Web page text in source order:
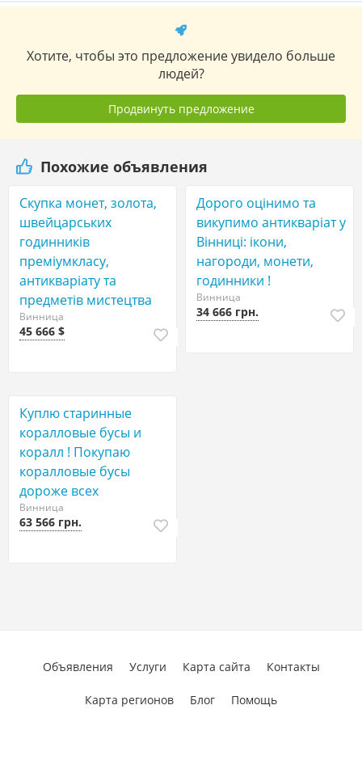
Хотите, чтобы это предложение увидело больше
людей?
Продвинуть предложение
Похожие объявления
Скупка монет, золота,
швейцарських
годинників
преміумкласу,
антикваріату та
предметів мистецтва
Винница
45 666 $
Дорого оцінимо та
викупимо антикваріат у
Вінниці: ікони,
нагороди, монети,
годинники !
Винница
34 666 грн.
Куплю старинные
коралловые бусы и
коралл ! Покупаю
коралловые бусы
дороже всех
Винница
63 566 грн.
Объявления Услуги Карта сайта Контакты
Карта регионов Блог Помощь